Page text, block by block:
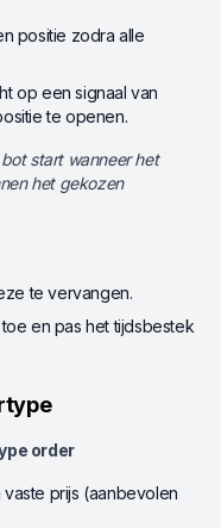
positie zodra alle
op een signaal van
te openen.
start wanneer het
het gekozen
te vervangen.
en pas het tijdsbestek
order
prijs (aanbevolen